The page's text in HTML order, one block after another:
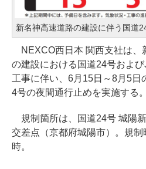
新名神高速道路の建設に伴う国道
NEXCO西日本 関西支社は、
の建設における国道24号およ
工事に伴い、6月15日～8月5日
4号の夜間通行止めを実施する。
規制箇所は、国道24号 城陽
交差点（京都府城陽市）。規
時。